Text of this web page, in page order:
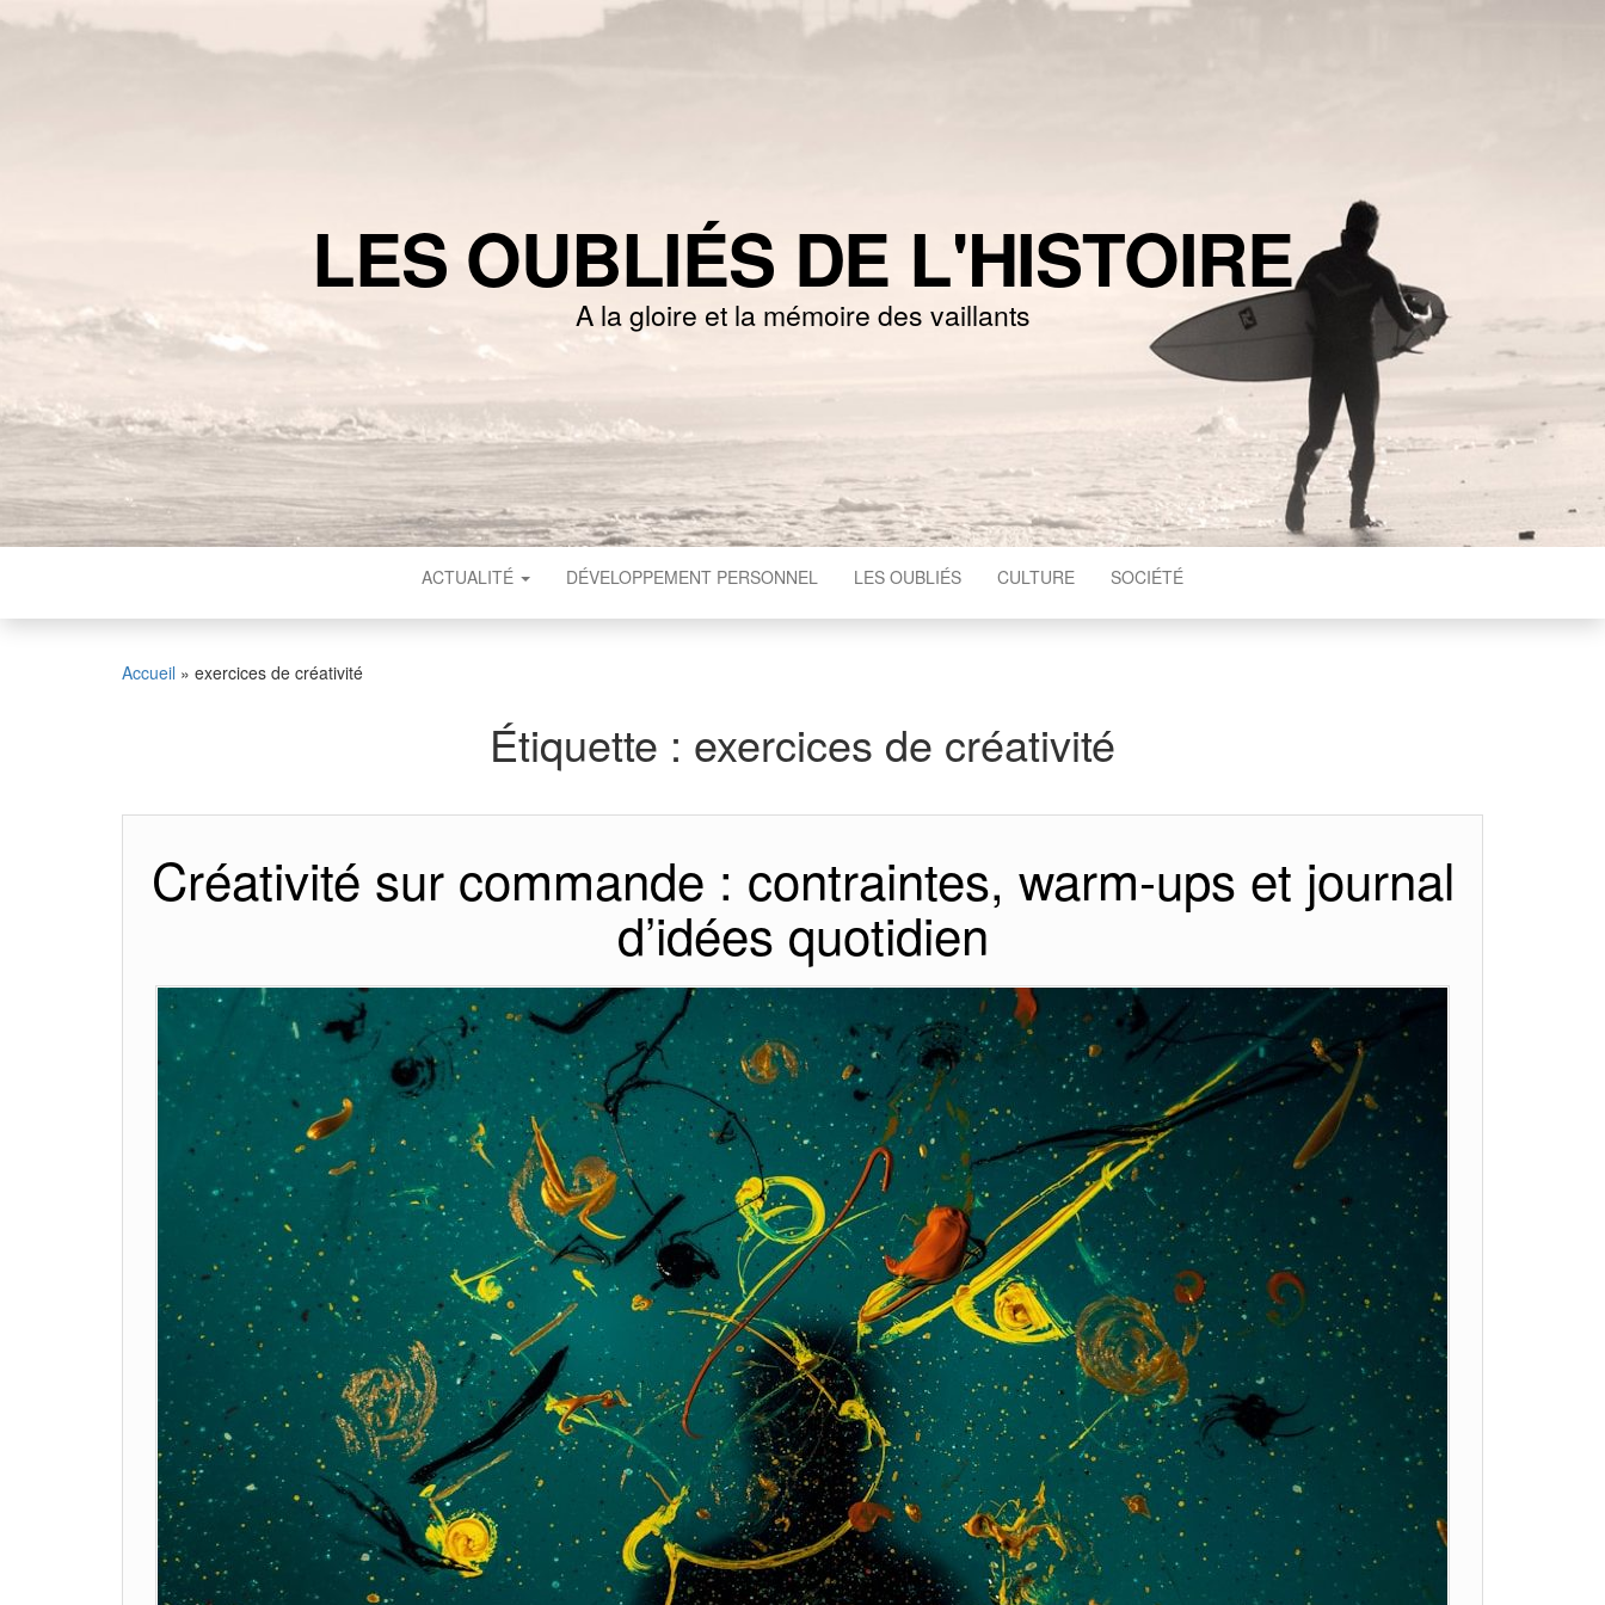
LES OUBLIÉS DE L'HISTOIRE
A la gloire et la mémoire des vaillants
ACTUALITÉ DÉVELOPPEMENT PERSONNEL LES OUBLIÉS CULTURE SOCIÉTÉ
Accueil » exercices de créativité
Étiquette : exercices de créativité
Créativité sur commande : contraintes, warm-ups et journal
d’idées quotidien